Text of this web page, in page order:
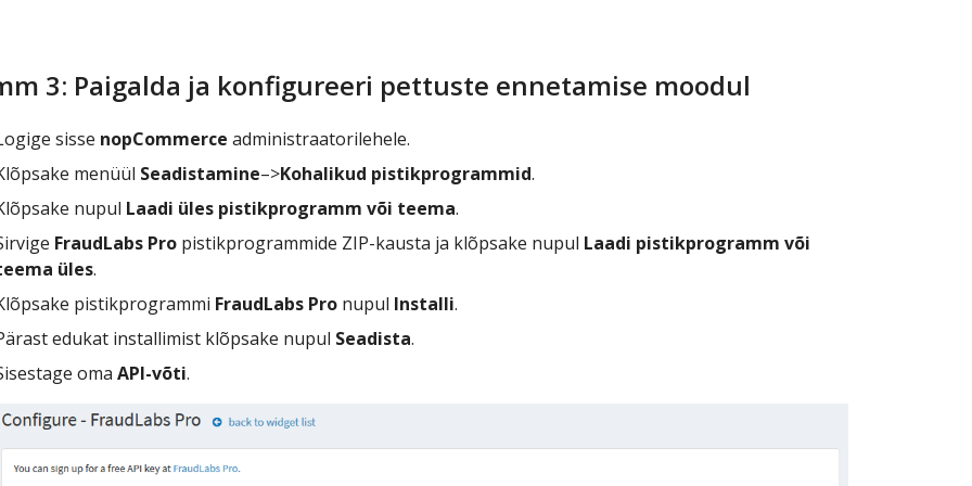
3: Paigalda ja konfigureeri pettuste ennetamise moodul
sisse nopCommerce administraatorilehele.
menüül Seadistamine–>Kohalikud pistikprogrammid.
nupul Laadi üles pistikprogramm või teema.
FraudLabs Pro pistikprogrammide ZIP-kausta ja klõpsake nupul Laadi pistikprogramm või
üles.
pistikprogrammi FraudLabs Pro nupul Installi.
edukat installimist klõpsake nupul Seadista.
oma API-võti.